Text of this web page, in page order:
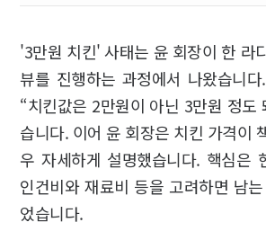
'3만원 치킨' 사태는 윤 회장이 한 라
뷰를 진행하는 과정에서 나왔습니
“치킨값은 2만원이 아닌 3만원 정도
습니다. 이어 윤 회장은 치킨 가격이
우 자세하게 설명했습니다. 핵심은
인건비와 재료비 등을 고려하면 남
었습니다.